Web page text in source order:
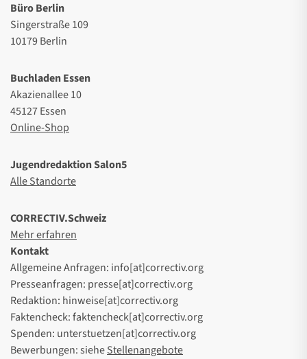
Büro Berlin
Singerstraße 109
10179 Berlin
Buchladen Essen
Akazienallee 10
45127 Essen
Online-Shop
Jugendredaktion Salon5
Alle Standorte
CORRECTIV.Schweiz
Mehr erfahren
Kontakt
Allgemeine Anfragen: info[at]correctiv.org
Presseanfragen: presse[at]correctiv.org
Redaktion: hinweise[at]correctiv.org
Faktencheck: faktencheck[at]correctiv.org
Spenden: unterstuetzen[at]correctiv.org
Bewerbungen: sieheStellenangebote